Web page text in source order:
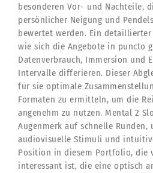
besonderen Vor- und Nachteile,
persönlicher Neigung und
bewertet werden. Ein
wie sich die Angebote in puncto
Datenverbrauch, Immersion und
Intervalle differieren. Dieser
für sie optimale
Formaten zu ermitteln, um die
angenehm zu nutzen. Mental 2
Augenmerk auf schnelle Runden,
audiovisuelle Stimuli und
Position in diesem Portfolio, die
interessant ist, die eine optisch